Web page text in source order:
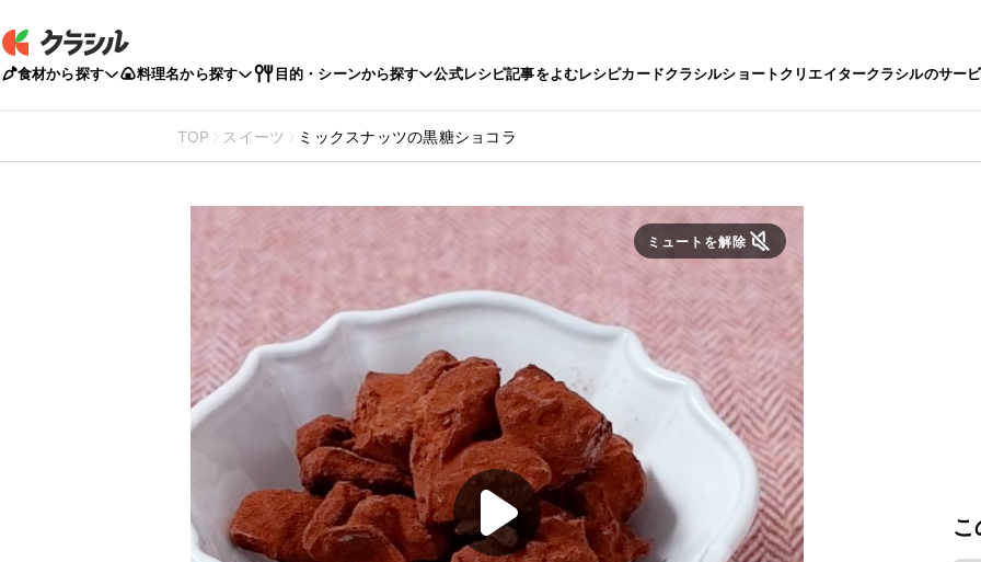
食材から探す 料理名から探す 目的・シーンから探す 公式レシピ記事をよむレシピカードクラシルショートクリエイタークラシルのサー
TOP スイーツ ミックスナッツの黒糖ショコラ
ミュートを解除